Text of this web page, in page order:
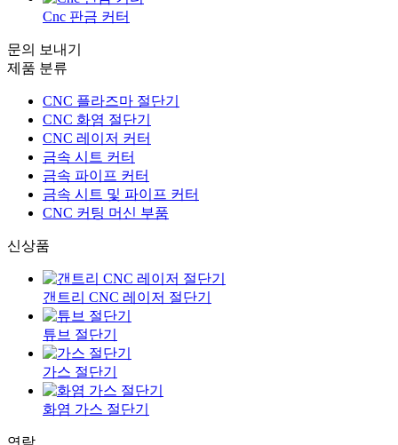
Cnc 판금 커터
문의 보내기
제품 분류
CNC 플라즈마 절단기
CNC 화염 절단기
CNC 레이저 커터
금속 시트 커터
금속 파이프 커터
금속 시트 및 파이프 커터
CNC 커팅 머신 부품
신상품
갠트리 CNC 레이저 절단기
튜브 절단기
가스 절단기
화염 가스 절단기
연락